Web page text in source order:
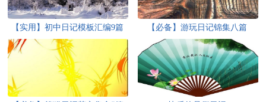
【实用】初中日记模板汇编9篇 【必备】游玩日记锦集八篇